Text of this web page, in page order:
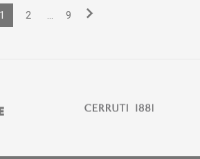
1 2 ... 9